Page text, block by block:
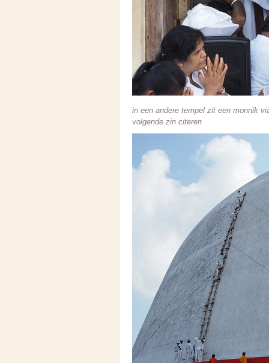
in een andere tempel zit een monnik
volgende zin citeren